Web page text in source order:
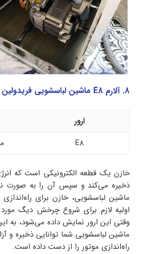
8. آلارم E8 ماشین لباسشویی فریدولین
ارور
E8
خازن یک قطعه الکترونیکی است که
ذخیره می‌کند و سپس آن را به صورت
ماشین لباسشویی، خازن برای
اولیه لازم برای شروع چرخش دیگ مورد
وقتی این ارور نمایش داده می‌شود، به
ماشین لباسشویی شما توانایی ذخیره و
راه‌اندازی موتور را از دست داده است.